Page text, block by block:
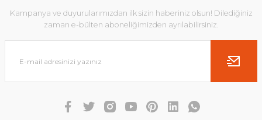
Kampanya ve duyurularımızdan ilk sizin haberiniz olsun! Dilediğiniz
zaman e-bülten aboneliğimizden ayrılabilirsiniz.